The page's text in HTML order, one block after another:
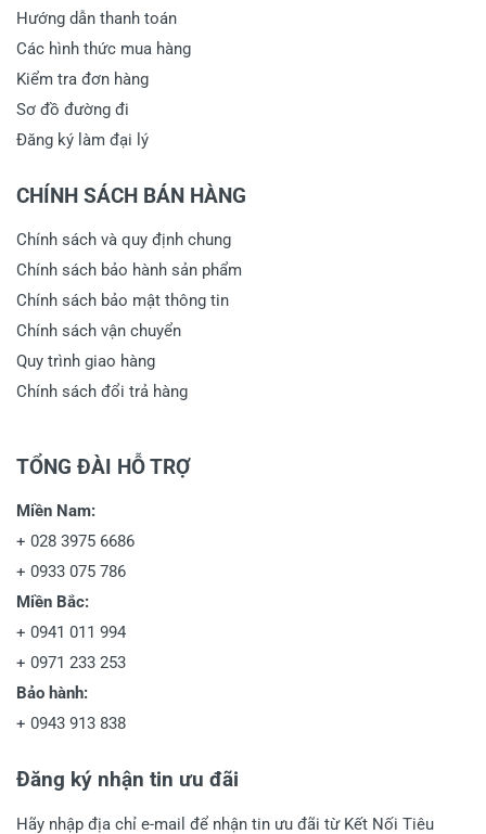
Hướng dẫn thanh toán
Các hình thức mua hàng
Kiểm tra đơn hàng
Sơ đồ đường đi
Đăng ký làm đại lý
CHÍNH SÁCH BÁN HÀNG
Chính sách và quy định chung
Chính sách bảo hành sản phẩm
Chính sách bảo mật thông tin
Chính sách vận chuyển
Quy trình giao hàng
Chính sách đổi trả hàng
TỔNG ĐÀI HỖ TRỢ
Miền Nam:
+ 028 3975 6686
+ 0933 075 786
Miền Bắc:
+ 0941 011 994
+ 0971 233 253
Bảo hành:
+ 0943 913 838
Đăng ký nhận tin ưu đãi
Hãy nhập địa chỉ e-mail để nhận tin ưu đãi từ Kết Nối Tiêu